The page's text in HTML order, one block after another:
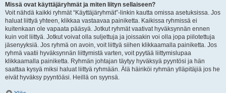
Missä ovat käyttäjäryhmät ja miten liityn sellaiseen?
Voit nähdä kaikki ryhmät “Käyttäjäryhmät”-linkin kautta omissa asetuksissa. Jos
haluat liittyä yhteen, klikkaa vastaavaa painiketta. Kaikissa ryhmissä ei
kuitenkaan ole vapaata pääsyä. Jotkut ryhmät vaativat hyväksynnän ennen
kuin voit liittyä. Jotkut voivat olla suljettuja ja joissakin voi olla jopa piilotettuja
jäsenyyksiä. Jos ryhmä on avoin, voit liittyä siihen klikkaamalla painiketta. Jos
ryhmä vaatii hyväksynnän liittymistä varten, voit pyytää liittymislupaa
klikkaamalla painiketta. Ryhmän johtajan täytyy hyväksyä pyyntösi ja hän
saattaa kysyä miksi haluat liittyä ryhmään. Älä häiriköi ryhmän ylläpitäjiä jos he
eivät hyväksy pyyntöäsi. Heillä on syynsä.